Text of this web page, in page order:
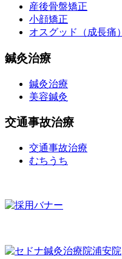
産後骨盤矯正
小顔矯正
オスグッド（成長痛）
鍼灸治療
鍼灸治療
美容鍼灸
交通事故治療
交通事故治療
むちうち